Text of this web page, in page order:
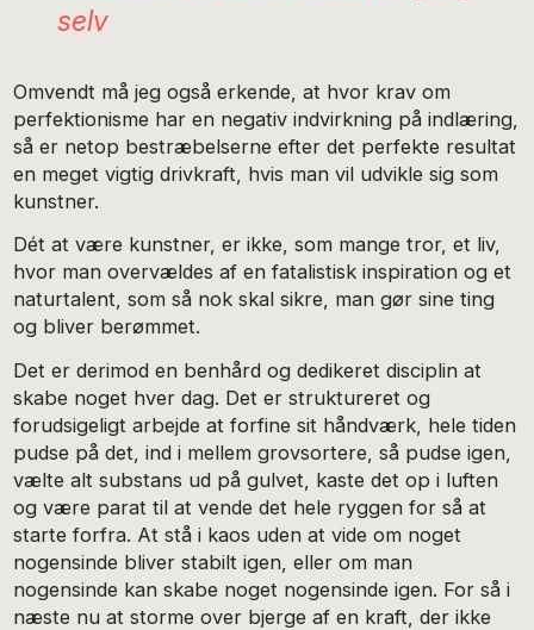
selv
Omvendt må jeg også erkende, at hvor krav om
perfektionisme har en negativ indvirkning på indlæring,
så er netop bestræbelserne efter det perfekte resultat
en meget vigtig drivkraft, hvis man vil udvikle sig som
kunstner.
Dét at være kunstner, er ikke, som mange tror, et liv,
hvor man overvældes af en fatalistisk inspiration og et
naturtalent, som så nok skal sikre, man gør sine ting
og bliver berømmet.
Det er derimod en benhård og dedikeret disciplin at
skabe noget hver dag. Det er struktureret og
forudsigeligt arbejde at forfine sit håndværk, hele tiden
pudse på det, ind i mellem grovsortere, så pudse igen,
vælte alt substans ud på gulvet, kaste det op i luften
og være parat til at vende det hele ryggen for så at
starte forfra. At stå i kaos uden at vide om noget
nogensinde bliver stabilt igen, eller om man
nogensinde kan skabe noget nogensinde igen. For så i
næste nu at storme over bjerge af en kraft, der ikke